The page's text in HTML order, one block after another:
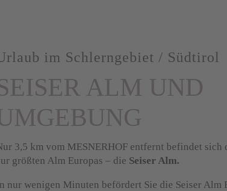
im Schlerngebiet / Südtirol
ALM UND
3,5 km vom MESNERHOF entfernt befindet sich
größten Alm Europas – die Seiser Alm.
nur wenigen Minuten befördert Sie die Seiser Alm